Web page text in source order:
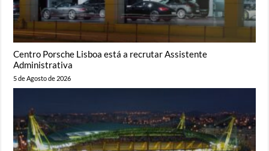
Centro Porsche Lisboa está a recrutar Assistente
Administrativa
5 de Agosto de 2026